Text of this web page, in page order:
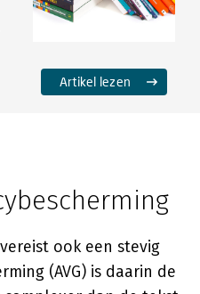
Artikel lezen
ook een stevig
(AVG) is daarin de